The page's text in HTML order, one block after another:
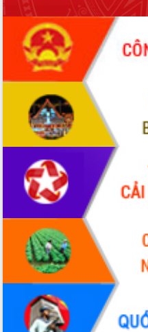
món ăn từ sầu riêng
Đắk Lắk công bố Quy hoạch và xúc
tiến đầu tư tỉnh
Ngành cá ngừ Đắk Lắk chủ động thích
ứng để giữ vững thị trường xuất khẩu
Diễn đàn Kinh tế tư nhân Việt Nam đột
phá cơ chế - Hợp tác công tư
Đề án 06 tạo bước ngoặt đột phá trong
cải cách hành chính tỉnh Đắk Lắk
Kết nối tour, đẩy mạnh chuyển đổi số
để phát triển du lịch Đắk Lắk
Khởi động Dự án Đầu tư xây dựng hạ
tầng kỹ thuật Cụm công nghiệp Tân
Gặp mặt các cơ quan báo chí nhân Kỷ
niệm 101 năm Ngày Báo chí Cách
mạng Việt Nam
Đắk Lắk sơ kết 4 năm triển khai thực
hiện Đề án 06 của Chính phủ
Họp báo thông tin về Hội nghị Công bố
Quy hoạch và Xúc tiến đầu tư tỉnh Đắk
Lắk